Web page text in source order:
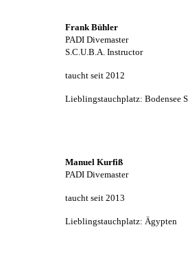
Frank Bühler
PADI Divemaster
S.C.U.B.A. Instructor
taucht seit 2012
Lieblingstauchplatz: Bodensee
Manuel Kurfiß
PADI Divemaster
taucht seit 2013
Lieblingstauchplatz: Ägypten